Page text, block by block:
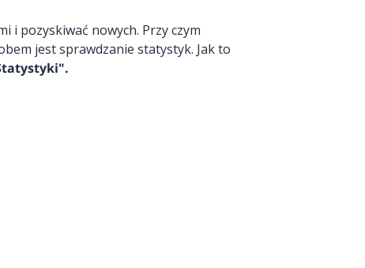
i pozyskiwać nowych. Przy czym
jest sprawdzanie statystyk. Jak to